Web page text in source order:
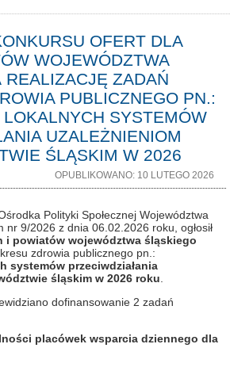
OFERT DLA
WOJEWÓDZTWA
REALIZACJĘ ZADAŃ
PUBLICZNEGO PN.:
SYSTEMÓW
UZALEŻNIENIOM
ŚLĄSKIM W 2026
OPUBLIKOWANO: 10 LUTEGO 2026
Polityki Społecznej Województwa
nr 9/2026 z dnia 06.02.2026 roku, ogłosił
i powiatów województwa śląskiego
zdrowia publicznego pn.:
systemów przeciwdziałania
śląskim w 2026 roku
dofinansowanie 2 zadań
placówek wsparcia dziennego dla